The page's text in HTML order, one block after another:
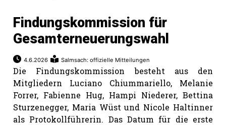
Findungskommission für
Gesamterneuerungswahl
4.6.2026 Salmsach: offizielle Mitteilungen
Die Findungskommission besteht aus den
Mitgliedern Luciano Chiummariello, Melanie
Forrer, Fabienne Hug, Hampi Niederer, Bettina
Sturzenegger, Maria Wüst und Nicole Haltinner
als Protokollführerin. Das Datum für die erste